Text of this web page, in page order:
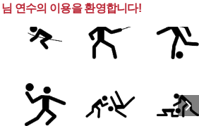
연수의 이용을 환영합니다!